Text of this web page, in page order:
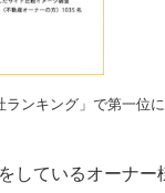
ンキング」で第一位に
しているオーナー